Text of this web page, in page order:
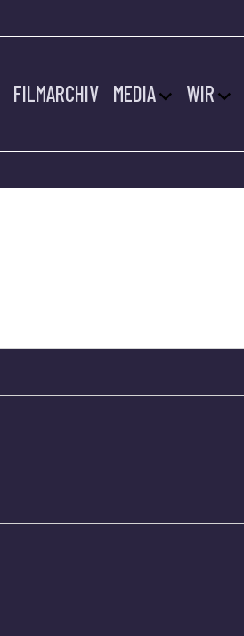
FILMARCHIV MEDIA WIR